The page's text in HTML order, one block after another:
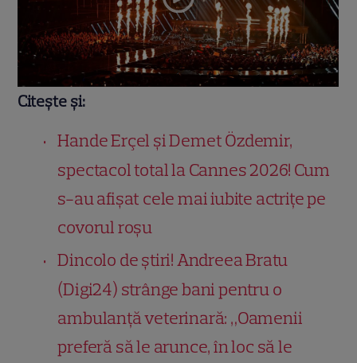
Citește și:
Hande Erçel și Demet Özdemir,
spectacol total la Cannes 2026! Cum
s-au afișat cele mai iubite actrițe pe
covorul roșu
Dincolo de știri! Andreea Bratu
(Digi24) strânge bani pentru o
ambulanță veterinară: „Oamenii
preferă să le arunce, în loc să le